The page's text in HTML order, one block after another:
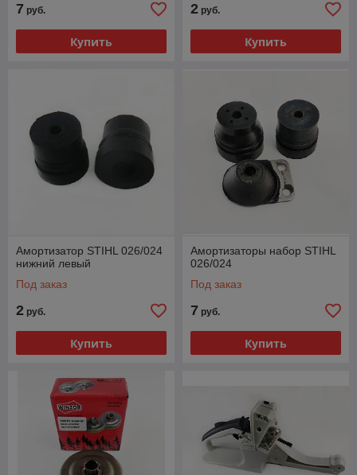
7 руб.
Купить
2 руб.
Купить
Амортизатор STIHL 026/024
нижний левый
Под заказ
2 руб.
Купить
Амортизаторы набор STIHL
026/024
Под заказ
7 руб.
Купить